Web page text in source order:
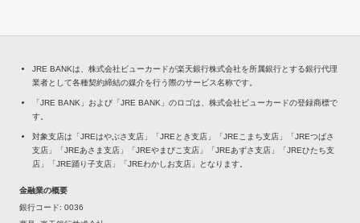
JRE BANKは、株式会社ビューカードが楽天銀行株式会社を所属銀行とする銀行代理
業者として各種契約締結の媒介を行う際のサービス名称です。
「JRE BANK」および「JRE BANK」のロゴは、株式会社ビューカードの登録商標で
す。
対象支店は「JREはやぶさ支店」「JREとき支店」「JREこまち支店」「JREつばさ
支店」「JREあさま支店」「JREやまびこ支店」「JREあずさ支店」「JREひたち支
店」「JRE踊り子支店」「JREわかしお支店」となります。
金融業の概要
銀行コード
0036